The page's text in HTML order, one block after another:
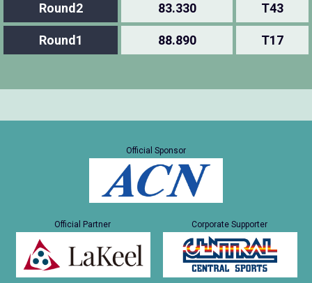
Round2 83.330 T43
Round1 88.890 T17
Official Sponsor
Official Partner Corporate Supporter